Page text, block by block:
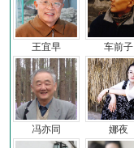
王宜早 车前子
冯亦同 娜夜